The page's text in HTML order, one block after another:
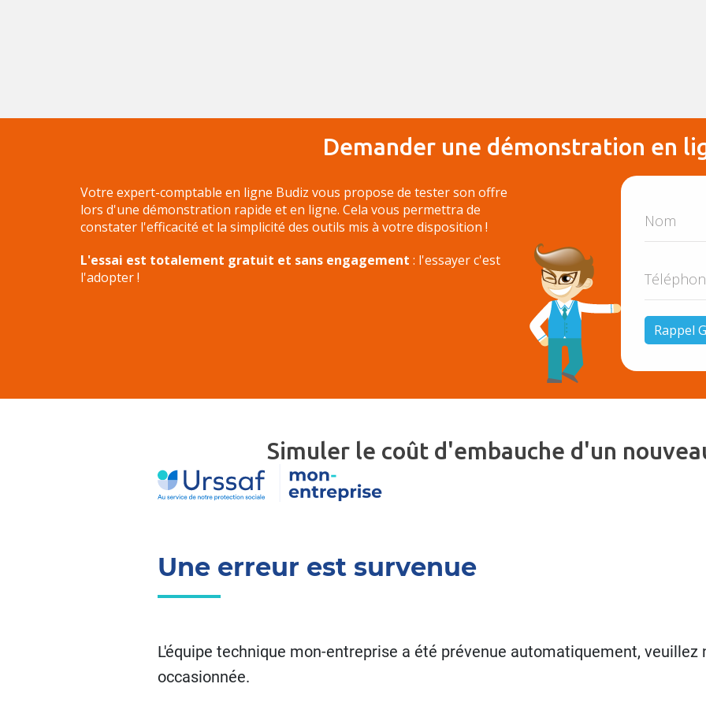
Demander une démonstration en
Votre expert-comptable en ligne Budiz vous propose de tester son offre
lors d'une démonstration rapide et en ligne. Cela vous permettra de
constater l'efficacité et la simplicité des outils mis à votre disposition !
L'essai est totalement gratuit et sans engagement : l'essayer c'est
l'adopter !
Simuler le coût d'embauche d'un